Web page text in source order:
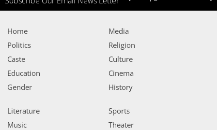
Home
Politics
Caste
Education
Gender
Media
Religion
Culture
Cinema
History
Literature
Music
Sports
Theater